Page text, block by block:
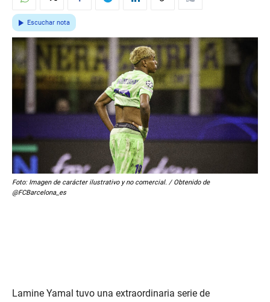
Escuchar nota
Foto: Imagen de carácter ilustrativo y no comercial. / Obtenido de
@FCBarcelona_es
Lamine Yamal tuvo una extraordinaria serie de